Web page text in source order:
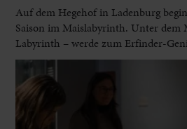
Auf dem Hegehof in Ladenburg
Saison im Maislabyrinth. Unter dem
Labyrinth – werde zum Erfinder-